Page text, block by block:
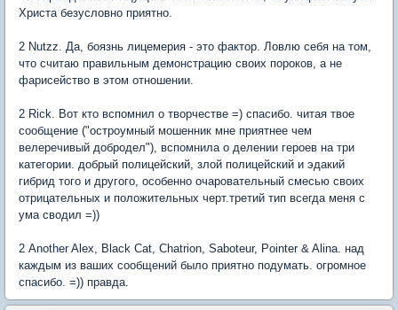
Христа безусловно приятно.
2 Nutzz. Да, боязнь лицемерия - это фактор. Ловлю себя на том,
что считаю правильным демонстрацию своих пороков, а не
фарисейство в этом отношении.
2 Rick. Вот кто вспомнил о творчестве =) спасибо. читая твое
сообщение ("остроумный мошенник мне приятнее чем
велеречивый добродел"), вспомнила о делении героев на три
категории. добрый полицейский, злой полицейский и эдакий
гибрид того и другого, особенно очаровательный смесью своих
отрицательных и положительных черт.третий тип всегда меня с
ума сводил =))
2 Another Alex, Black Cat, Chatrion, Saboteur, Pointer & Alina. над
каждым из ваших сообщений было приятно подумать. огромное
спасибо. =)) правда.